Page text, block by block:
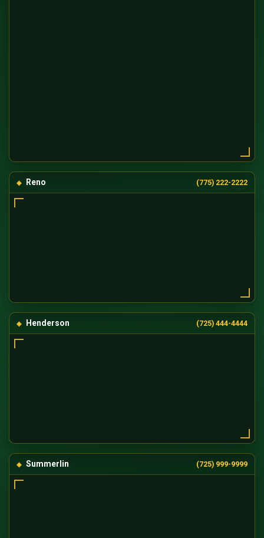
Reno (775) 222-2222
Henderson (725) 444-4444
Summerlin (725) 999-9999